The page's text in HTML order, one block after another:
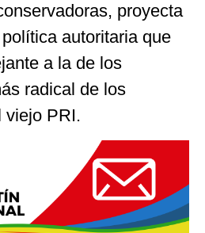
proyecta
autoritaria que
a la de los
radical de los
viejo PRI.